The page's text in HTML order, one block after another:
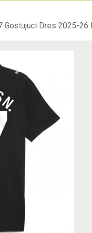
Dres 2025-26